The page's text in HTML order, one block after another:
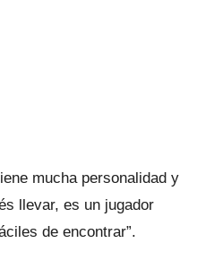
mucha personalidad y
llevar, es un jugador
de encontrar”.